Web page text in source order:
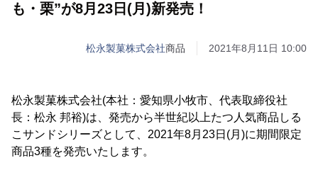
も・栗”が8月23日(月)新発売！
松永製菓株式会社商品 2021年8月11日 10:00
松永製菓株式会社(本社：愛知県小牧市、代表取締役社
長：松永 邦裕)は、発売から半世紀以上たつ人気商品しる
こサンドシリーズとして、2021年8月23日(月)に期間限定
商品3種を発売いたします。